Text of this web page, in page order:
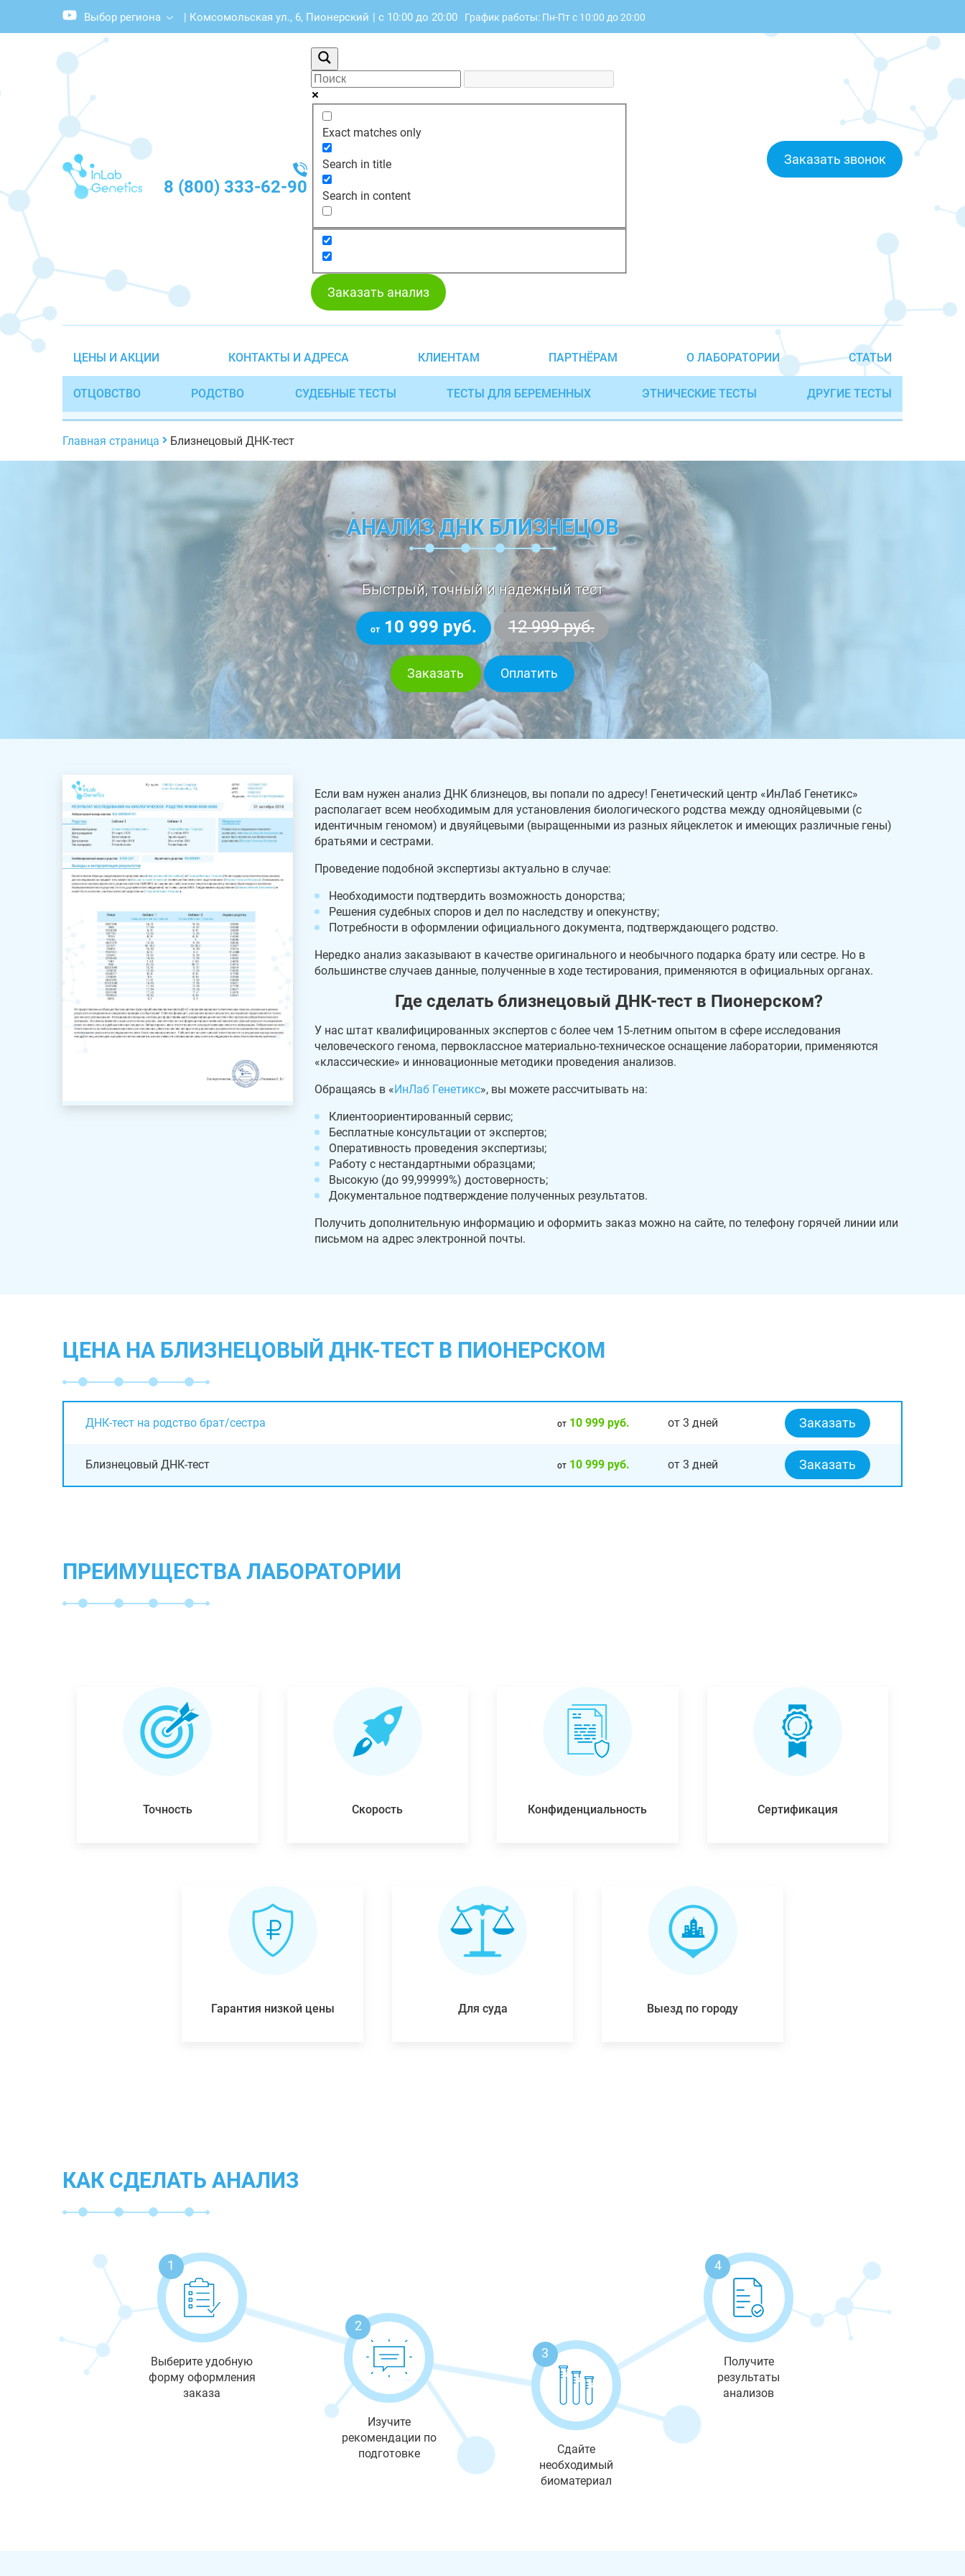
Выбор региона | Комсомольская ул., 6, Пионерский | с 10:00 до 20:00 График работы: Пн-Пт с 10:00 до 20:00
8 (800) 333-62-90
Exact matches only
Search in title
Search in content
Заказать звонок
Заказать анализ
ЦЕНЫ И АКЦИИ КОНТАКТЫ И АДРЕСА КЛИЕНТАМ ПАРТНЁРАМ О ЛАБОРАТОРИИ СТАТЬИ
ОТЦОВСТВО РОДСТВО СУДЕБНЫЕ ТЕСТЫ ТЕСТЫ ДЛЯ БЕРЕМЕННЫХ ЭТНИЧЕСКИЕ ТЕСТЫ ДРУГИЕ ТЕСТЫ
Главная страница Близнецовый ДНК-тест
АНАЛИЗ ДНК БЛИЗНЕЦОВ
Быстрый, точный и надежный тест
от 10 999 руб. 12 999 руб.
Заказать Оплатить
Если вам нужен анализ ДНК близнецов, вы попали по адресу! Генетический центр «ИнЛаб Генетикс»
располагает всем необходимым для установления биологического родства между однояйцевыми (с
идентичным геномом) и двуяйцевыми (выращенными из разных яйцеклеток и имеющих различные гены)
братьями и сестрами.
Проведение подобной экспертизы актуально в случае:
Необходимости подтвердить возможность донорства;
Решения судебных споров и дел по наследству и опекунству;
Потребности в оформлении официального документа, подтверждающего родство.
Нередко анализ заказывают в качестве оригинального и необычного подарка брату или сестре. Но в
большинстве случаев данные, полученные в ходе тестирования, применяются в официальных органах.
Где сделать близнецовый ДНК-тест в Пионерском?
У нас штат квалифицированных экспертов с более чем 15-летним опытом в сфере исследования
человеческого генома, первоклассное материально-техническое оснащение лаборатории, применяются
«классические» и инновационные методики проведения анализов.
Обращаясь в « ИнЛаб Генетикс», вы можете рассчитывать на:
Клиентоориентированный сервис;
Бесплатные консультации от экспертов;
Оперативность проведения экспертизы;
Работу с нестандартными образцами;
Высокую (до 99,99999%) достоверность;
Документальное подтверждение полученных результатов.
Получить дополнительную информацию и оформить заказ можно на сайте, по телефону горячей линии или
письмом на адрес электронной почты.
ЦЕНА НА БЛИЗНЕЦОВЫЙ ДНК-ТЕСТ В ПИОНЕРСКОМ
ДНК-тест на родство брат/сестра от10 999 руб. от 3 дней Заказать
Близнецовый ДНК-тест от10 999 руб. от 3 дней Заказать
ПРЕИМУЩЕСТВА ЛАБОРАТОРИИ
Точность Скорость Конфиденциальность Сертификация
Гарантия низкой цены Для суда Выезд по городу
КАК СДЕЛАТЬ АНАЛИЗ
1
Выберите удобную
форму оформления
заказа
2
Изучите
рекомендации по
подготовке
3
Сдайте
необходимый
биоматериал
4
Получите
результаты
анализов